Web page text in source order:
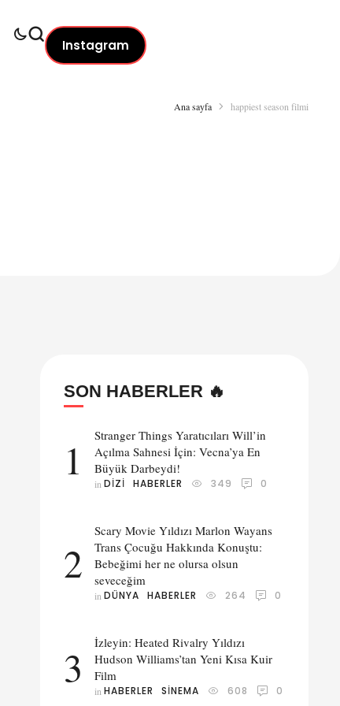
Instagram
Ana sayfa happiest season filmi
SON HABERLER 🔥
1
Stranger Things Yaratıcıları Will’in
Açılma Sahnesi İçin: Vecna’ya En
Büyük Darbeydi!
in DIZI HABERLER 349 0
2
Scary Movie Yıldızı Marlon Wayans
Trans Çocuğu Hakkında Konuştu:
Bebeğimi her ne olursa olsun
seveceğim
in DÜNYA HABERLER 264 0
3
İzleyin: Heated Rivalry Yıldızı
Hudson Williams’tan Yeni Kısa Kuir
Film
in HABERLER SINEMA 608 0